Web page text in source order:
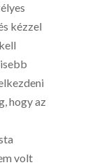
kézzel
hogy az
volt